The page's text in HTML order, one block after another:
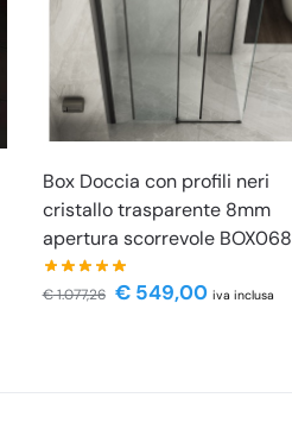
Box Doccia con profili neri
cristallo trasparente 8mm
apertura scorrevole BOX068
€1.077,26 €549,00 iva inclusa